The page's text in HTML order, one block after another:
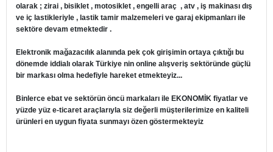
olarak ; zirai , bisiklet , motosiklet , engelli araç , atv , iş makinası dış
ve iç lastikleriyle , lastik tamir malzemeleri ve garaj ekipmanları ile
sektöre devam etmektedir .
Elektronik mağazacılık alanında pek çok girişimin ortaya çıktığı bu
dönemde iddialı olarak Türkiye nin online alışveriş sektöründe güçlü
bir markası olma hedefiyle hareket etmekteyiz...
Binlerce ebat ve sektörün öncü markaları ile EKONOMİK fiyatlar ve
yüzde yüz e-ticaret araçlarıyla siz değerli müşterilerimize en kaliteli
ürünleri en uygun fiyata sunmayı özen göstermekteyiz